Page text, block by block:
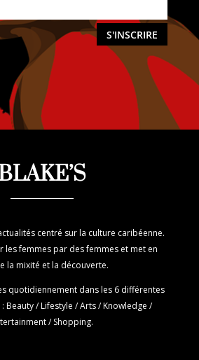
S'INSCRIRE
centré sur la culture caribéenne.
les femmes par des femmes et met en
la mixité et la découverte.
quotidiennement dans les 6 différentes
Beauty / Lifestyle / Arts / Knowledge /
/ Shopping.